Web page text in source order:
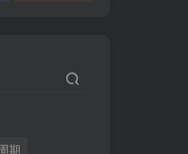
期
上、水下是什么意思？
板战法的精髓